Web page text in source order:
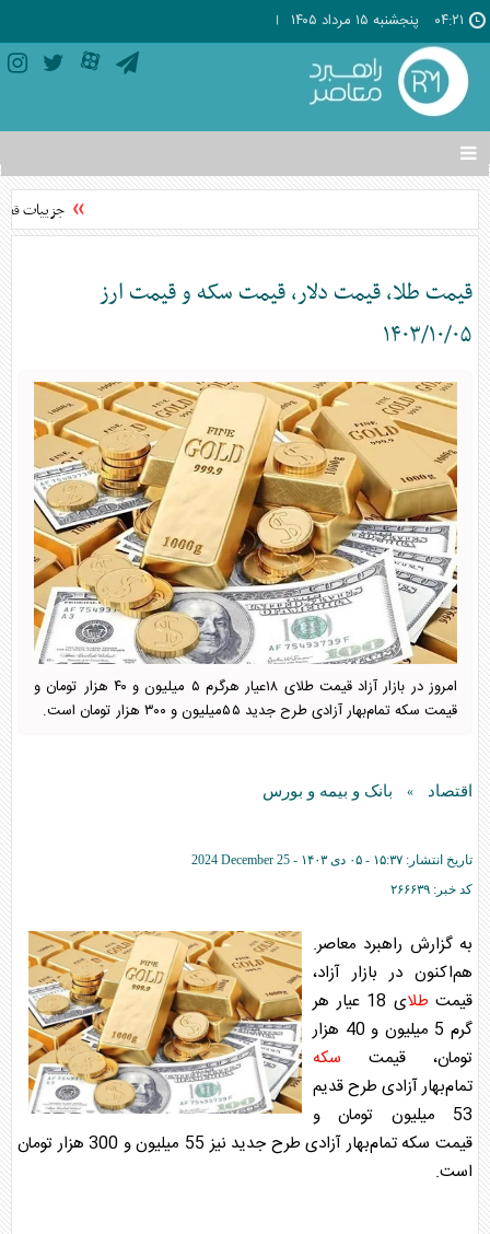
۰۴:۲۱ پنجشنبه ۱۵ مرداد ۱۴۰۵
تغییر
وضعیت
منوی
ها
جزییات
قیمت طلا، قیمت دلار، قیمت سکه و قیمت ارز
۱۴۰۳/۱۰/۰۵
امروز در بازار آزاد قیمت طلای ۱۸عیار هرگرم ۵ میلیون و ۴۰ هزار تومان و
قیمت سکه تمام‌بهار آزادی طرح جدید ۵۵میلیون و ۳۰۰ هزار تومان است.
اقتصاد » بانک و بیمه و بورس
تاریخ انتشار: ۱۵:۳۷ - ۰۵ دی ۱۴۰۳ -
2024 December 25
کد خبر: ۲۶۶۶۳۹
به گزارش راهبرد معاصر.
هم‌اکنون در بازار آزاد،
قیمت طلا
ی 18 عیار هر
گرم 5 میلیون و 40 هزار
تومان، قیمت سکه
تمام‌بهار آزادی طرح قدیم
53 میلیون تومان و
قیمت سکه
تمام‌بهار آزادی طرح جدید نیز 55 میلیون و 300 هزار تومان
است.